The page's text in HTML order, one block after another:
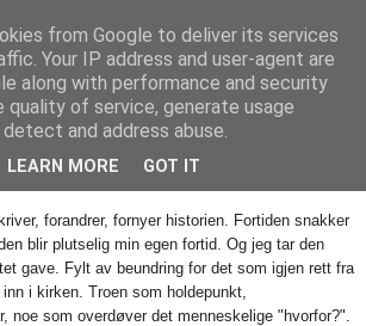
biter
forandrer, fornyer historien. Fortiden snakker
blir plutselig min egen fortid. Og jeg tar den
gave. Fylt av beundring for det som igjen rett fra
i kirken. Troen som holdepunkt,
noe som overdøver det menneskelige "hvorfor?".
from Google to deliver its services
Your IP address and user-agent are
along with performance and security
quality of service, generate usage
and address abuse.
LEARN MORE GOT IT